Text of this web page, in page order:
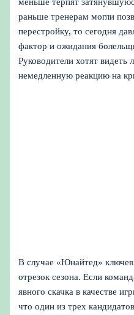
меньше терпят
раньше тренерам могли
перестройку, то сегодня
фактор и ожидания
Руководители хотят видеть
немедленную реакцию на
В случае «Юнайтед»
отрезок сезона. Если
явного скачка в качестве
что один из трех